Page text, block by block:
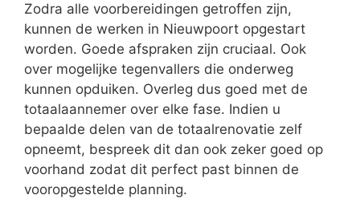
Zodra alle voorbereidingen getroffen zijn,
kunnen de werken in Nieuwpoort opgestart
worden. Goede afspraken zijn cruciaal. Ook
over mogelijke tegenvallers die onderweg
kunnen opduiken. Overleg dus goed met de
totaalaannemer over elke fase. Indien u
bepaalde delen van de totaalrenovatie zelf
opneemt, bespreek dit dan ook zeker goed op
voorhand zodat dit perfect past binnen de
vooropgestelde planning.